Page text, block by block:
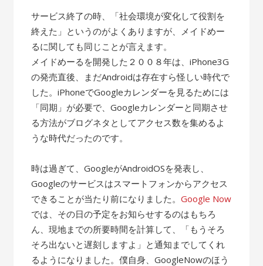
サービス終了の時、「社会環境が変化して役割を
終えた」というのがよくありますが、メイドめー
るに関しても同じことが言えます。
メイドめーるを開発した２００８年は、iPhone3G
の発売直後、まだAndroidは存在すら怪しい時代で
した。iPhoneでGoogleカレンダーを見るためには
「同期」が必要で、Googleカレンダーと同期させ
る方法がブログネタとしてアクセス数を集めるよ
うな時代だったのです。
時は過ぎて、GoogleがAndroidOSを発表し、
Googleのサービスはスマートフォンからアクセス
できることが当たり前になりました。Google Now
では、その日の予定をお知らせするのはもちろ
ん、現地までの所要時間を計算して、「もうそろ
そろ出ないと遅刻しますよ」と通知までしてくれ
るようになりました。僕自身、GoogleNowのほう